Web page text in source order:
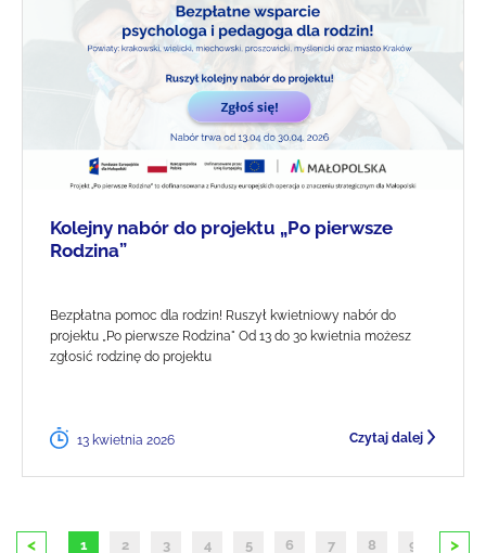
Kolejny nabór do projektu „Po pierwsze
Rodzina”
Bezpłatna pomoc dla rodzin! Ruszył kwietniowy nabór do
projektu „Po pierwsze Rodzina" Od 13 do 30 kwietnia możesz
zgłosić rodzinę do projektu
13 kwietnia 2026 Czytaj dalej
< 1 2 3 4 5 6 7 8 9 10
>